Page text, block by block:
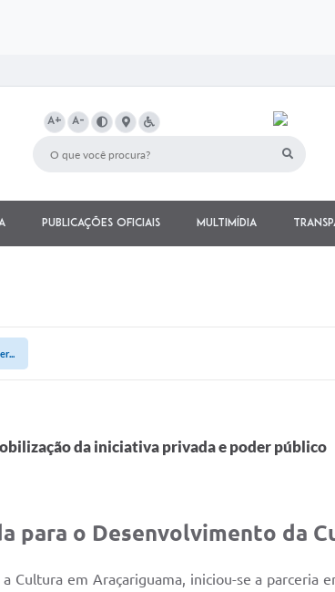
A+ A-
Publicações Oficiais Multimídia
da iniciativa privada e poder público
para o Desenvolvimento da
Cultura em Araçariguama, iniciou-se a parceria